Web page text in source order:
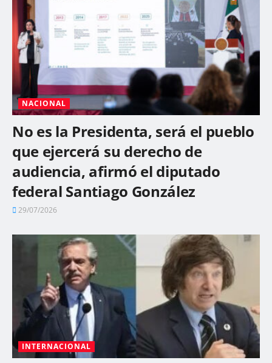
NACIONAL
No es la Presidenta, será el pueblo
que ejercerá su derecho de
audiencia, afirmó el diputado
federal Santiago González
29/07/2026
INTERNACIONAL